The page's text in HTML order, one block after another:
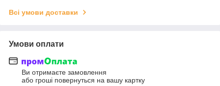
Всі умови доставки
Умови оплати
Ви отримаєте замовлення
або гроші повернуться на вашу картку